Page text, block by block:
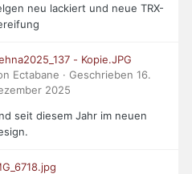
neu lackiert und neue TRX-
Oehna2025_137 - Kopie.JPG
Ectabane · Geschrieben 16.
2025
seit diesem Jahr im neuen